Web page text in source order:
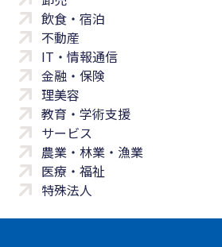
飲食・宿泊
不動産
IT・情報通信
金融・保険
理美容
教育・学術支援
サービス
農業・林業・漁業
医療・福祉
特殊法人